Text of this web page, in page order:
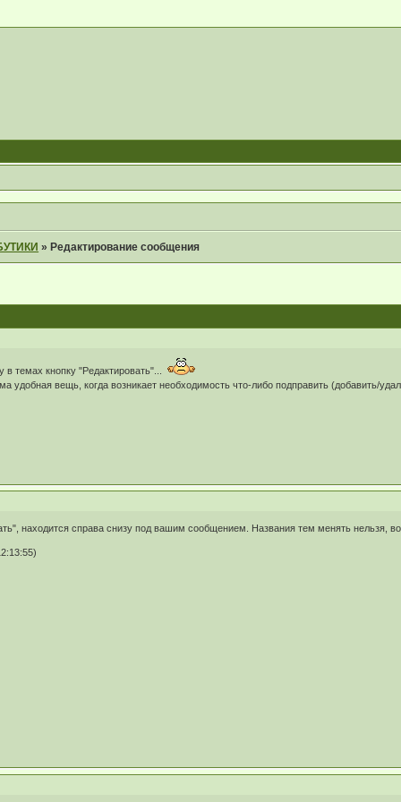
» Редактирование сообщения
в темах кнопку "Редактировать"...
удобная вещь, когда возникает необходимость что-либо подправить (добавить/
находится справа снизу под вашим сообщением. Названия тем менять нельзя,